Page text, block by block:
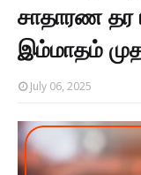
சாதாரண தர
இம்மாதம்
July 06, 2025